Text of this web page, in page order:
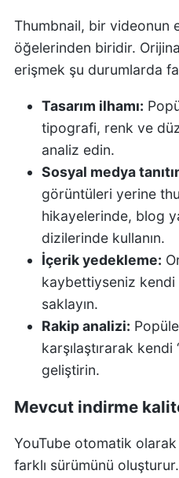
Thumbnail, bir videonun
öğelerinden biridir.
erişmek şu durumlarda
Tasarım ilhamı:
tipografi, renk ve
analiz edin.
Sosyal medya
görüntüleri yerine
hikayelerinde, blog
dizilerinde kullanın.
İçerik yedekleme:
kaybettiyseniz kendi
saklayın.
Rakip analizi:
karşılaştırarak kendi
geliştirin.
Mevcut indirme
YouTube otomatik
farklı sürümünü